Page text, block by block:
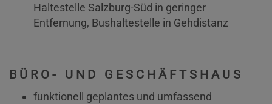
Haltestelle Salzburg-Süd in geringer
Entfernung, Bushaltestelle in Gehdistanz
BÜRO- UND GESCHÄFTSHAUS
funktionell geplantes und umfassend